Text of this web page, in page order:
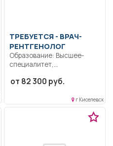
ТРЕБУЕТСЯ - ВРАЧ-
РЕНТГЕНОЛОГ
Образование: Высшее-
специалитет,
Коммуникабельность.
Выполнение должностных
обязанностей согласно
от 82 300 руб.
г Киселевск